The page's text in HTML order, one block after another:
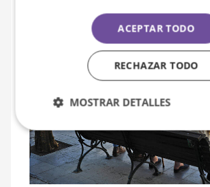
ACEPTAR TODO
RECHAZAR TODO
MOSTRAR DETALLES